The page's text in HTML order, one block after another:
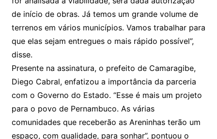
de início de obras. Já temos um grande volume de
terrenos em vários municípios. Vamos trabalhar para
que elas sejam entregues o mais rápido possível”,
disse.
Presente na assinatura, o prefeito de Camaragibe,
Diego Cabral, enfatizou a importância da parceria
com o Governo do Estado. “Esse é mais um projeto
para o povo de Pernambuco. As várias
comunidades que receberão as Areninhas terão um
espaço, com qualidade, para sonhar”, pontuou o